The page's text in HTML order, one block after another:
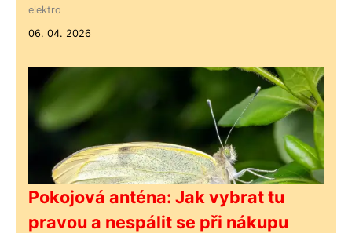
elektro
06. 04. 2026
Pokojová anténa: Jak vybrat tu
pravou a nespálit se při nákupu